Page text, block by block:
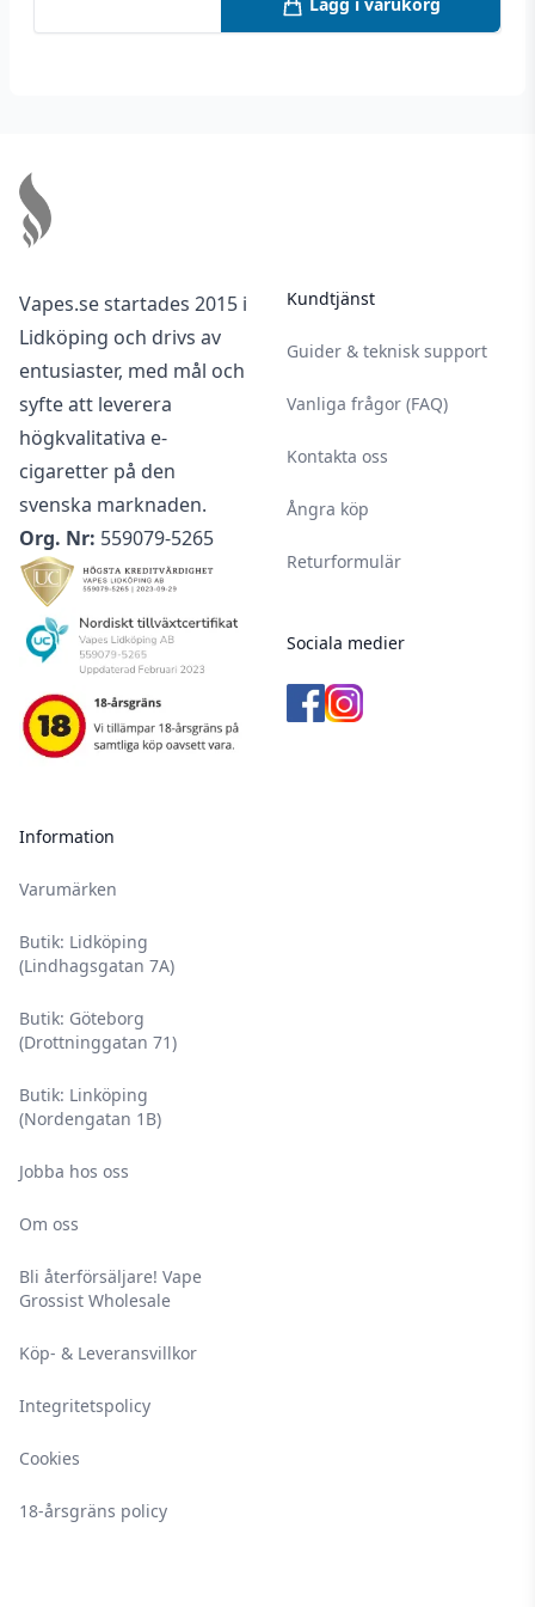
1 månad vid öppnad förpackning – vid
Vapes.se startades 2015 i
Lidköping och drivs av
entusiaster, med mål och
syfte att leverera
högkvalitativa e-
cigaretter på den
svenska marknaden.
Org. Nr: 559079-5265
Information
Varumärken
Butik: Lidköping
(Lindhagsgatan 7A)
Butik: Göteborg
(Drottninggatan 71)
Butik: Linköping
(Nordengatan 1B)
Jobba hos oss
Om oss
Bli återförsäljare! Vape
Grossist Wholesale
Köp- & Leveransvillkor
Integritetspolicy
Cookies
18-årsgräns policy
Kundtjänst
Guider & teknisk support
Vanliga frågor (FAQ)
Kontakta oss
Ångra köp
Returformulär
Sociala medier